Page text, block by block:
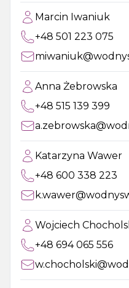
Marcin Iwaniuk
+48 501 223 075
Anna Żebrowska
+48 515 139 399
Katarzyna Wawer
+48 600 338 223
Wojciech
+48 694 065 556